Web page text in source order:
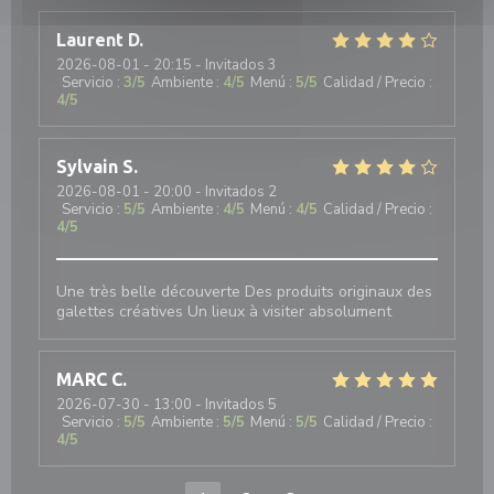
Laurent D
2026-08-01 - 20:15 - Invitados 3
Servicio : 3/5 Ambiente : 4/5 Menú : 5/5 Calidad / Precio :
4/5
Sylvain S
2026-08-01 - 20:00 - Invitados 2
Servicio : 5/5 Ambiente : 4/5 Menú : 4/5 Calidad / Precio :
4/5
Une très belle découverte Des produits originaux des
galettes créatives Un lieux à visiter absolument
MARC C
2026-07-30 - 13:00 - Invitados 5
Servicio : 5/5 Ambiente : 5/5 Menú : 5/5 Calidad / Precio :
4/5